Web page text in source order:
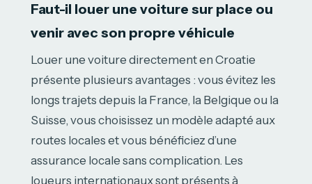
Faut-il louer une voiture sur place ou
venir avec son propre véhicule
Louer une voiture directement en Croatie
présente plusieurs avantages : vous évitez les
longs trajets depuis la France, la Belgique ou la
Suisse, vous choisissez un modèle adapté aux
routes locales et vous bénéficiez d’une
assurance locale sans complication. Les
loueurs internationaux sont présents à